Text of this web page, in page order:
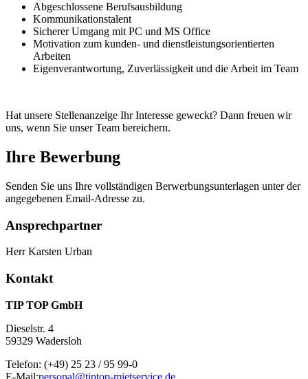
Abgeschlossene Berufsausbildung
Kommunikationstalent
Sicherer Umgang mit PC und MS Office
Motivation zum kunden- und dienstleistungsorientierten
Arbeiten
Eigenverantwortung, Zuverlässigkeit und die Arbeit im Team
Hat unsere Stellenanzeige Ihr Interesse geweckt? Dann freuen wir
uns, wenn Sie unser Team bereichern.
Ihre Bewerbung
Senden Sie uns Ihre vollständigen Berwerbungsunterlagen unter der
angegebenen Email-Adresse zu.
Ansprechpartner
Herr Karsten Urban
Kontakt
TIP TOP GmbH
Dieselstr. 4
59329 Wadersloh
Telefon: (+49) 25 23 / 95 99-0
E-Mail:personal@tiptop-mietservice.de